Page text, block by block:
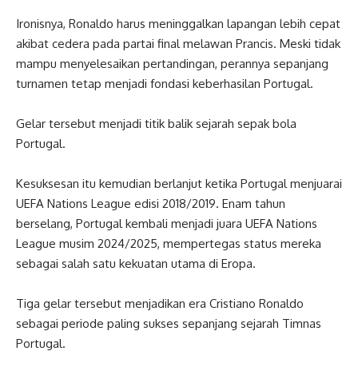
Ironisnya, Ronaldo harus meninggalkan lapangan lebih cepat
akibat cedera pada partai final melawan Prancis. Meski tidak
mampu menyelesaikan pertandingan, perannya sepanjang
turnamen tetap menjadi fondasi keberhasilan Portugal.
Gelar tersebut menjadi titik balik sejarah sepak bola
Portugal.
Kesuksesan itu kemudian berlanjut ketika Portugal menjuarai
UEFA Nations League edisi 2018/2019. Enam tahun
berselang, Portugal kembali menjadi juara UEFA Nations
League musim 2024/2025, mempertegas status mereka
sebagai salah satu kekuatan utama di Eropa.
Tiga gelar tersebut menjadikan era Cristiano Ronaldo
sebagai periode paling sukses sepanjang sejarah Timnas
Portugal.